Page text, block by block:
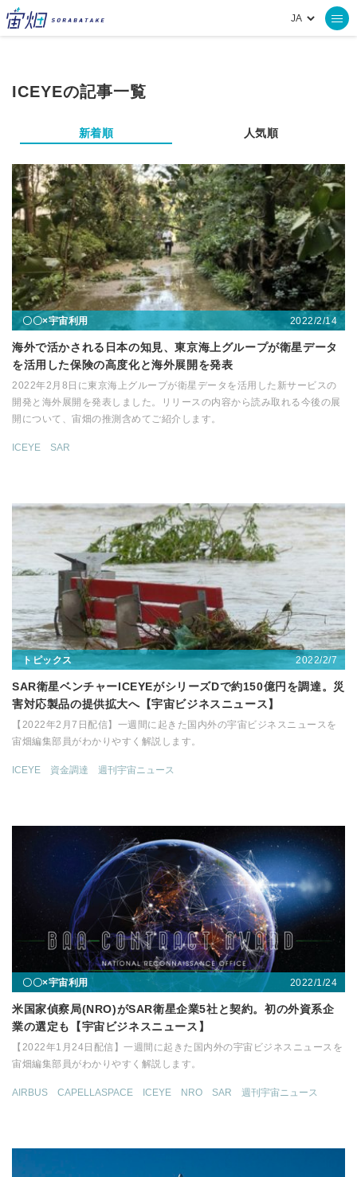
ICEYEの記事一覧
新着順 人気順
〇〇×宇宙利用 2022/2/14
海外で活かされる日本の知見、東京海上グループが衛星データ
を活用した保険の高度化と海外展開を発表
2022年2月8日に東京海上グループが衛星データを活用した新サービスの
開発と海外展開を発表しました。リリースの内容から読み取れる今後の展
開について、宙畑の推測含めてご紹介します。
ICEYE SAR
トピックス 2022/2/7
SAR衛星ベンチャーICEYEがシリーズDで約150億円を調達。災
害対応製品の提供拡大へ【宇宙ビジネスニュース】
【2022年2月7日配信】一週間に起きた国内外の宇宙ビジネスニュースを
宙畑編集部員がわかりやすく解説します。
ICEYE 資金調達 週刊宇宙ニュース
〇〇×宇宙利用 2022/1/24
米国家偵察局(NRO)がSAR衛星企業5社と契約。初の外資系企
業の選定も【宇宙ビジネスニュース】
【2022年1月24日配信】一週間に起きた国内外の宇宙ビジネスニュースを
宙畑編集部員がわかりやすく解説します。
AIRBUS CAPELLASPACE ICEYE NRO SAR 週刊宇宙ニュース